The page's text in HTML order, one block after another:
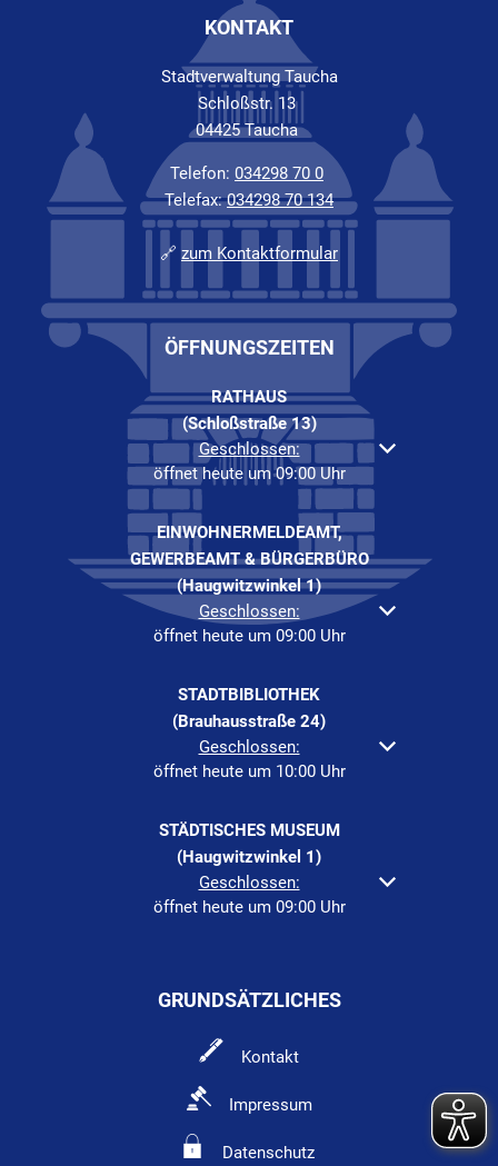
KONTAKT
Stadtverwaltung Taucha
Schloßstr. 13
04425 Taucha
Telefon: 034298 70 0
Telefax:034298 70 134
🔗 zum Kontaktformular
ÖFFNUNGSZEITEN
RATHAUS
(Schloßstraße 13)
Klicken, um weitere Öffnungs- oder Schließzeiten
Geschlossen:
öffnet heute um 09:00 Uhr
EINWOHNERMELDEAMT,
GEWERBEAMT & BÜRGERBÜRO
(Haugwitzwinkel 1)
Klicken, um weitere Öffnungs- oder Schließzeiten
Geschlossen:
öffnet heute um 09:00 Uhr
STADTBIBLIOTHEK
(Brauhausstraße 24)
Klicken, um weitere Öffnungs- oder Schließzeiten
Geschlossen:
öffnet heute um 10:00 Uhr
STÄDTISCHES MUSEUM
(Haugwitzwinkel 1)
Klicken, um weitere Öffnungs- oder Schließzeiten
Geschlossen:
öffnet heute um 09:00 Uhr
GRUNDSÄTZLICHES
Kontakt
Impressum
Datenschutz